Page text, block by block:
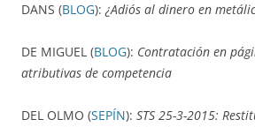
DANS (BLOG): ¿Adiós al dinero en
DE MIGUEL (BLOG): Contratación en
atributivas de competencia
DEL OLMO (SEPÍN): STS 25-3-2015: